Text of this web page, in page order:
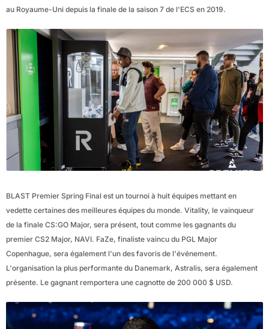
au Royaume-Uni depuis la finale de la saison 7 de l'ECS en 2019.
BLAST Premier Spring Final est un tournoi à huit équipes mettant en
vedette certaines des meilleures équipes du monde. Vitality, le vainqueur
de la finale CS:GO Major, sera présent, tout comme les gagnants du
premier CS2 Major, NAVI. FaZe, finaliste vaincu du PGL Major
Copenhague, sera également l'un des favoris de l'événement.
L'organisation la plus performante du Danemark, Astralis, sera également
présente. Le gagnant remportera une cagnotte de 200 000 $ USD.